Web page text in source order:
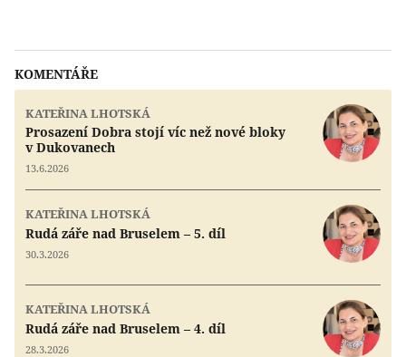
KOMENTÁŘE
KATEŘINA LHOTSKÁ
Prosazení Dobra stojí víc než nové bloky
v Dukovanech
13.6.2026
KATEŘINA LHOTSKÁ
Rudá záře nad Bruselem – 5. díl
30.3.2026
KATEŘINA LHOTSKÁ
Rudá záře nad Bruselem – 4. díl
28.3.2026